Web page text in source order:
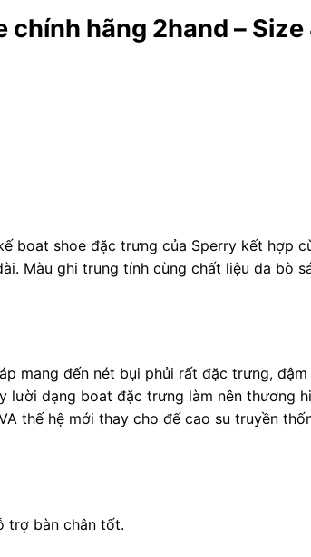
chính hãng 2hand –
boat shoe đặc trưng của Sperry kết hợp
Màu ghi trung tính cùng chất liệu da bò
mang đến nét bụi phủi rất đặc trưng,
dạng boat đặc trưng làm nên thương
thế hệ mới thay cho đế cao su truyền
trợ bàn chân tốt.